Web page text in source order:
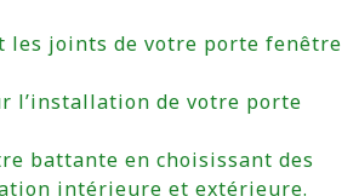
les joints de votre porte fenêtre
l’installation de votre porte
battante en choisissant des
intérieure et extérieure.